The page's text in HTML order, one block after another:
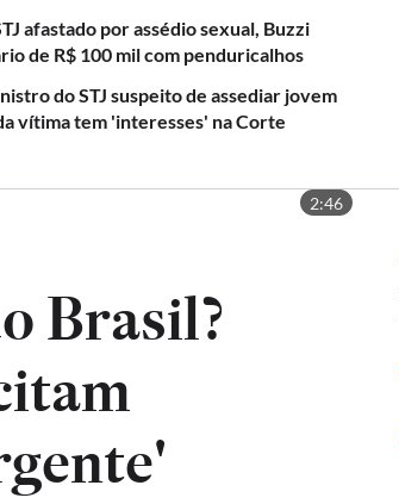
afastado por assédio sexual, Buzzi
de R$ 100 mil com penduricalhos
do STJ suspeito de assediar jovem
vítima tem 'interesses' na Corte
2:46
Brasil?